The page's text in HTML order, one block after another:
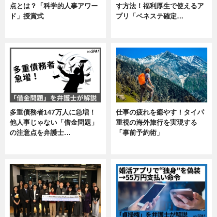
点とは？「科学的人事アワー
ド」授賞式
す方法！福利厚生で使えるア
プリ「ベネステ確定…
多重債務者147万人に急増！
他人事じゃない「借金問題」
の注意点を弁護士…
仕事の疲れを癒やす！タイパ
重視の海外旅行を実現する
「事前予約術」